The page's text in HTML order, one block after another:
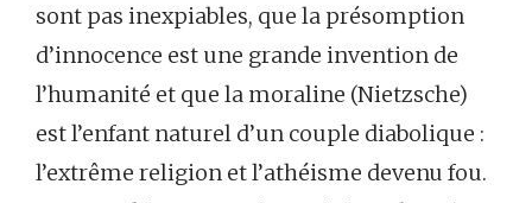
sont pas inexpiables, que la présomption
d’innocence est une grande invention de
l’humanité et que la moraline (Nietzsche)
est l’enfant naturel d’un couple diabolique :
l’extrême religion et l’athéisme devenu fou.